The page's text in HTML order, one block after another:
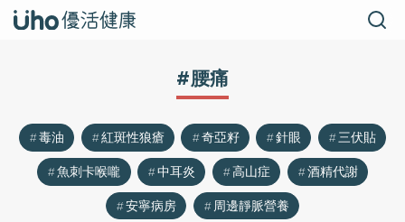
#腰痛
毒油 紅斑性狼瘡 奇亞籽 針眼
三伏貼
魚刺卡喉嚨
中耳炎 高山症
酒精代謝
安寧病房
周邊靜脈營養